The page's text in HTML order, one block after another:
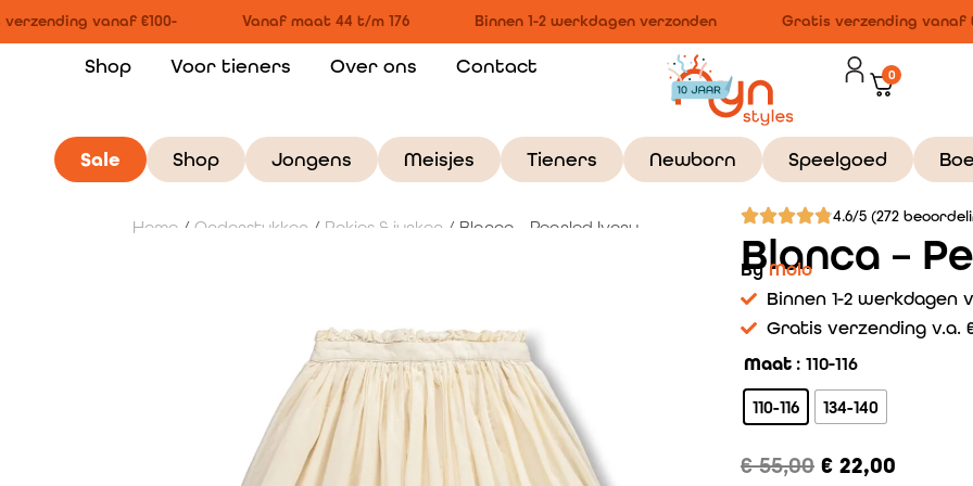
vanaf €100- Vanaf maat 44 t/m 176 Binnen 1-2 werkdagen verzonden Gratis verzending vanaf
Shop Voor tieners Over ons Contact 0
Sale Shop Jongens Meisjes Tieners Newborn Speelgoed
Home / Onderstukken / Rokjes & jurken / Blanca – Pearled Ivory
4.6/5 (272
Blanca –
ByMolo
Binnen 1-2 werkdagen
Gratis verzending v.a.
Maat : 110-116
110-116 134-140
€55,00 € 22,00